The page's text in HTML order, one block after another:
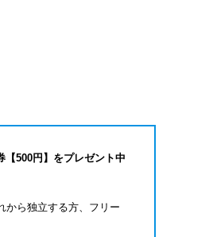
500円】をプレゼント中
から独立する方、フリー